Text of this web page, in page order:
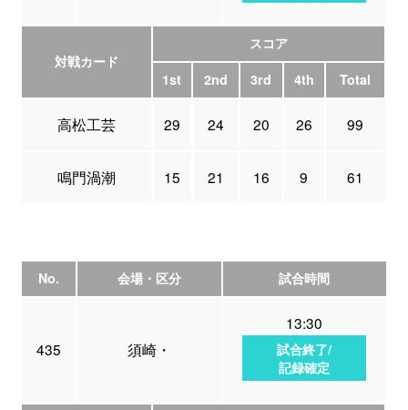
対戦カード
スコア
1st
2nd 3rd 4th Total
高松工芸 29 24 20 26 99
鳴門渦潮 15 21 16 9 61
No. 会場・区分 試合時間
435 須崎・
13:30
試合終了/
記録確定